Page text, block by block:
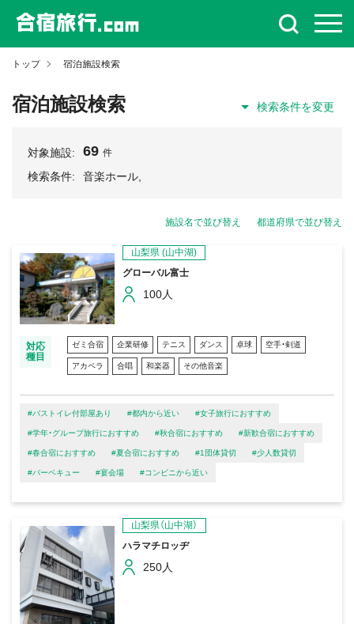
トップ 宿泊施設検索
宿泊施設検索 検索条件を変更
対象施設: 69 件
検索条件: 音楽ホール,
施設名で並び替え 都道府県で並び替え
山梨県 (山中湖)
グローバル富士
100人
対応
種目
ゼミ合宿 企業研修 テニス ダンス 卓球 空手・剣道
アカペラ 合唱 和楽器 その他音楽
#バストイレ付部屋あり #都内から近い #女子旅行におすすめ
#学年・グループ旅行におすすめ #秋合宿におすすめ #新歓合宿におすすめ
#春合宿におすすめ #夏合宿におすすめ #1団体貸切 #少人数貸切
#バーベキュー #宴会場 #コンビニから近い
山梨県（山中湖）
ハラマチロッヂ
250人